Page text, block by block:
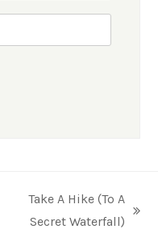
next
Take A Hike (To A
Secret Waterfall)